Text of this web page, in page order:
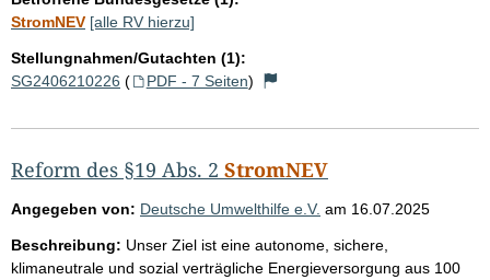
p
r
o
i
t
StromNEV [alle RV hierzu]
Stellungnahmen/Gutachten (1):
SG2406210226 ( PDF - 7 Seiten)
Reform des §19 Abs. 2 StromNEV
Angegeben von: Deutsche Umwelthilfe e.V. am 16.07.2025
Beschreibung: Unser Ziel ist eine autonome, sichere,
klimaneutrale und sozial verträgliche Energieversorgung aus 100